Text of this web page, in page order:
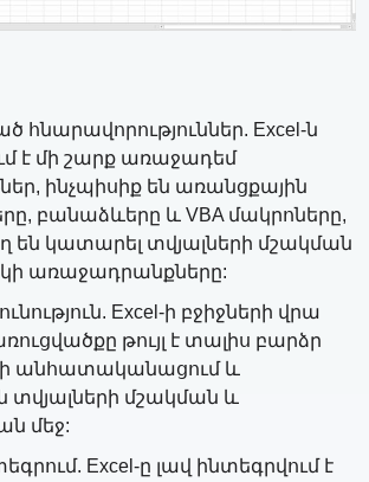
հնարավորություններ. Excel-ն
է մի շարք առաջադեմ
ինչպիսիք են առանցքային
բանաձևերը և VBA մակրոները,
են կատարել տվյալների մշակման
առաջադրանքները:
Excel-ի բջիջների վրա
թույլ է տալիս բարձր
անհատականացում և
տվյալների մշակման և
մեջ:
Excel-ը լավ ինտեգրվում է